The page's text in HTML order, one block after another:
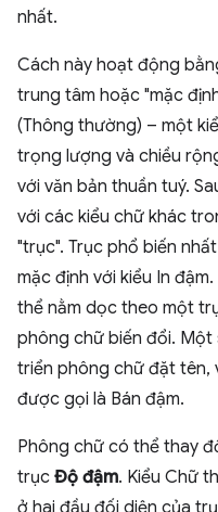
nhất.
Cách này hoạt động
trung tâm hoặc "mặc
(Thông thường) – một
trọng lượng và chiều
với văn bản thuần tuý.
với các kiểu chữ khác
"trục". Trục phổ biến
mặc định với kiểu In
thể nằm dọc theo một
phông chữ biến đổi.
triển phông chữ đặt tên,
được gọi là Bán đậm.
Phông chữ có thể thay
trục Độ đậm. Kiểu Chữ
ở hai đầu đối diện của